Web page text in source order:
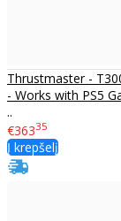
Thrustmaster -
- Works with PS5
..
€36335
Į krepšelį